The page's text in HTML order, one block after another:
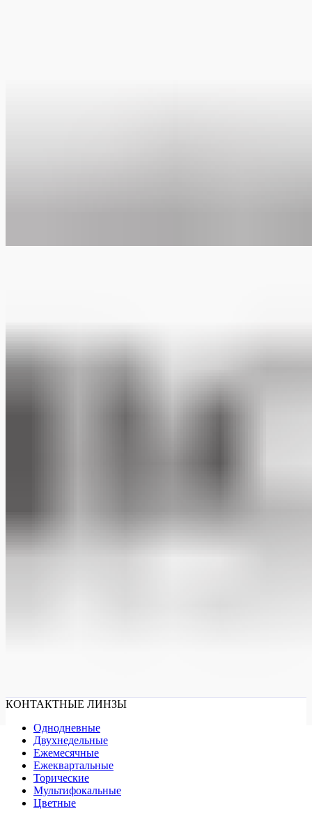
КОНТАКТНЫЕ ЛИНЗЫ
Однодневные
Двухнедельные
Ежемесячные
Ежеквартальные
Торические
Мультифокальные
Цветные